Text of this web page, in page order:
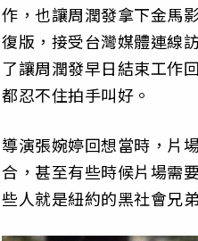
作，也讓周潤發拿下金馬
復版，接受台灣媒體連線
了讓周潤發早日結束工作
都忍不住拍手叫好。
導演張婉婷回想當時，片
合，甚至有些時候片場需
些人就是紐約的黑社會兄弟